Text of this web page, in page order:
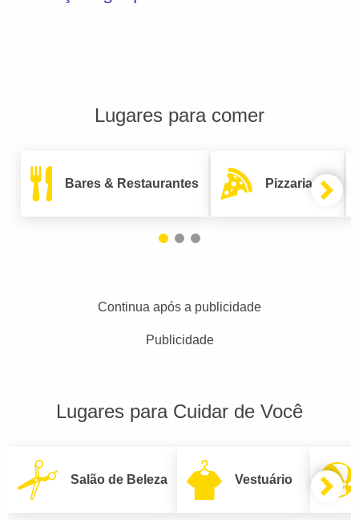
Lugares para comer
Bares & Restaurantes Pizzarias
Continua após a publicidade
Publicidade
Lugares para Cuidar de Você
Salão de Beleza Vestuário